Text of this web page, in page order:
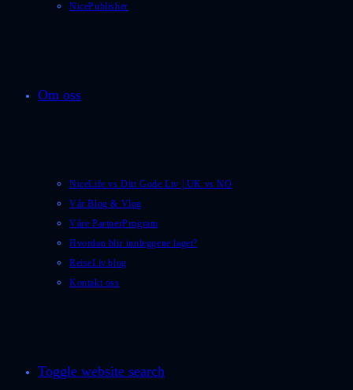
NicePublisher
Om oss
NiceLife vs Ditt Gode Liv | UK vs NO
Vår Blog & Vlog
Våre PartnerProgram
Hvordan blir innleggene laget?
ReiseLiv.blog
Kontakt oss
Toggle website search